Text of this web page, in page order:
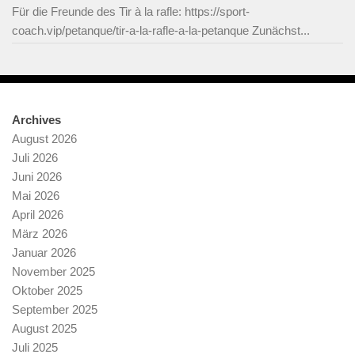
Für die Freunde des Tir à la rafle: https://sport-
coach.vip/petanque/tir-a-la-rafle-a-la-petanque Zunächst...
Archives
August 2026
Juli 2026
Juni 2026
Mai 2026
April 2026
März 2026
Januar 2026
November 2025
Oktober 2025
September 2025
August 2025
Juli 2025